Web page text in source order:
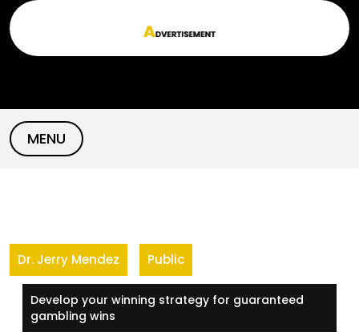
Skip
content
MENU
Dr. Jerry Mendez Public
Develop your winning strategy for guaranteed
gambling wins